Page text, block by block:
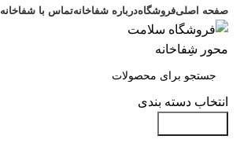
صفحه اصلیفروشگاهدرباره شفاخانهتماس با شفاخانه
انتخاب دسته بندی